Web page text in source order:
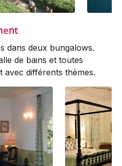
dans deux bungalows.
de bains et toutes
avec différents thèmes.